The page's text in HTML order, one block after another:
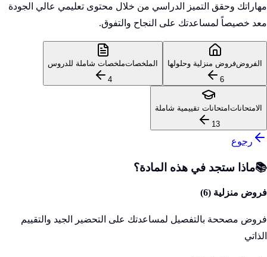
مهاراتك وحقق التميز الدراسي من خلال محتوى تعليمي عالي الجودة
معد خصيصاً لمساعدتك على النجاح والتفوق.
الفروضفروض منزلية وحلولها
6
الملخصاتملخصات شاملة للدروس
4
الامتحانات امتحانات تقييمية شاملة
13
رجوع
📚ماذا ستجد في هذه المادة؟
فروض منزلية (6
)
فروض مصححة بالتفصيل لمساعدتك على التحضير الجيد والتقييم
الذاتي